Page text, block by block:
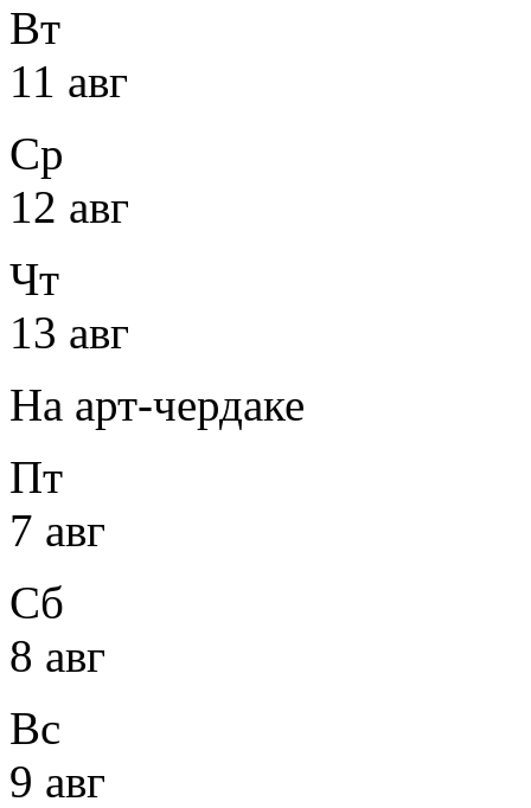
Вт
11 авг
Ср
12 авг
Чт
13 авг
На арт-чердаке
Пт
7 авг
Сб
8 авг
Вс
9 авг